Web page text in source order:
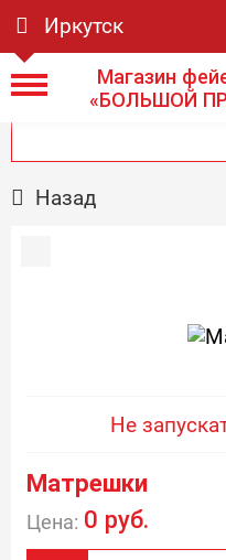
Иркутск
Магазин
«БОЛЬШОЙ
Назад
Не
Матрешки
Цена: 0 руб.